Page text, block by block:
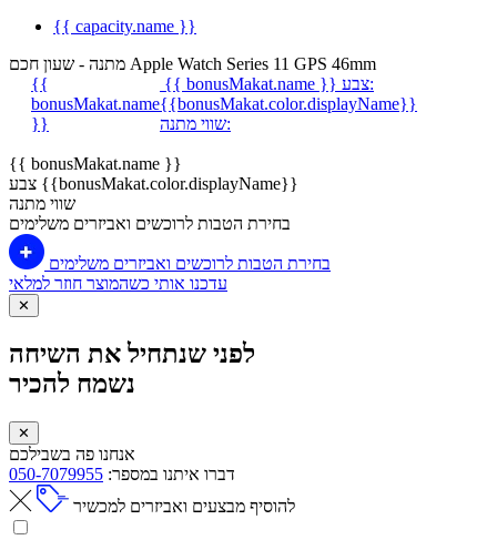
{{ capacity.name }}
מתנה - שעון חכם Apple Watch Series 11 GPS 46mm
{{
bonusMakat.name
}}
{{ bonusMakat.name }}
צבע:
{{bonusMakat.color.displayName}}
שווי מתנה:
{{ bonusMakat.name }}
צבע {{bonusMakat.color.displayName}}
שווי מתנה
בחירת הטבות לרוכשים ואביזרים משלימים
בחירת הטבות לרוכשים ואביזרים משלימים
עדכנו אותי כשהמוצר חוזר למלאי
✕
לפני שנתחיל את השיחה
נשמח להכיר
✕
אנחנו פה בשבילכם
דברו איתנו במספר: 050-7079955
להוסיף מבצעים ואביזרים למכשיר